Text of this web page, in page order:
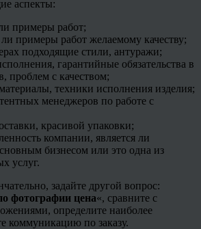
аспекты:
примеры работ;
примеры работ желаемому качеству;
подходящие стили, антуражи;
гарантийные обязательства в
проблем с качеством;
техники исполнения изделия;
менеджеров по работе с
красивой упаковки;
компании, является ли
бизнесом или это одна из
услуг.
задайте другой вопрос:
фотографии цена«, сравните с
определите наиболее
коммуникацию по заказу.